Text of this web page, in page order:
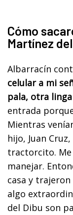
Cómo
Martínez
Albarracín
celular a mi
pala, otra linga
entrada
Mientras
hijo, Juan
tractorcito.
manejar.
casa y
algo
del Dibu son